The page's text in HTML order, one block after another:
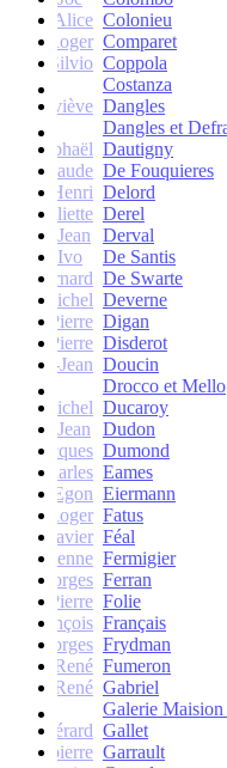
Alice Colonieu
Roger Comparet
Silvio Coppola
Costanza
Geneviève Dangles
Dangles et
Raphaël Dautigny
Claude De Fouquieres
Henri Delord
Juliette Derel
Jean
Derval
Ivo
De Santis
Bernard De Swarte
Michel Deverne
Pierre Digan
Pierre Disderot
André-Jean Doucin
Drocco et Mello
Michel Ducaroy
Jean
Dudon
Jacques Dumond
Charles Eames
Egon Eiermann
Roger Fatus
Xavier Féal
Etienne Fermigier
Georges Ferran
Pierre Folie
François Français
Georges Frydman
René Fumeron
René Gabriel
Galerie Maision
Gérard Gallet
Jean-pierre Garrault